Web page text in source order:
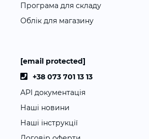
Програма для складу
Облік для магазину
[email protected]
+38 073 701 13 13
API документація
Наші новини
Наші інструкції